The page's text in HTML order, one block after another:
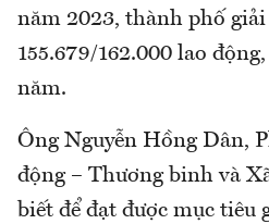
năm 2023, thành phố
155.679/162.000 lao
năm.
Ông Nguyễn Hồng Dân,
động – Thương binh và
biết để đạt được mục tiêu